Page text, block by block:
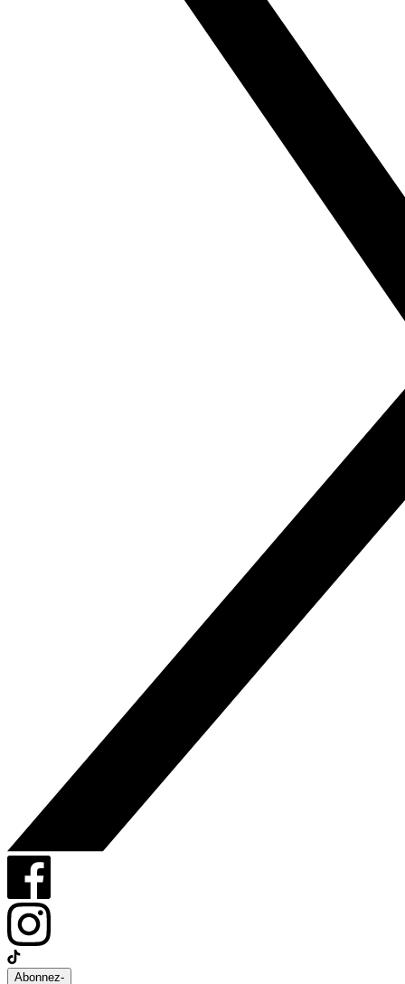
Abonnez-